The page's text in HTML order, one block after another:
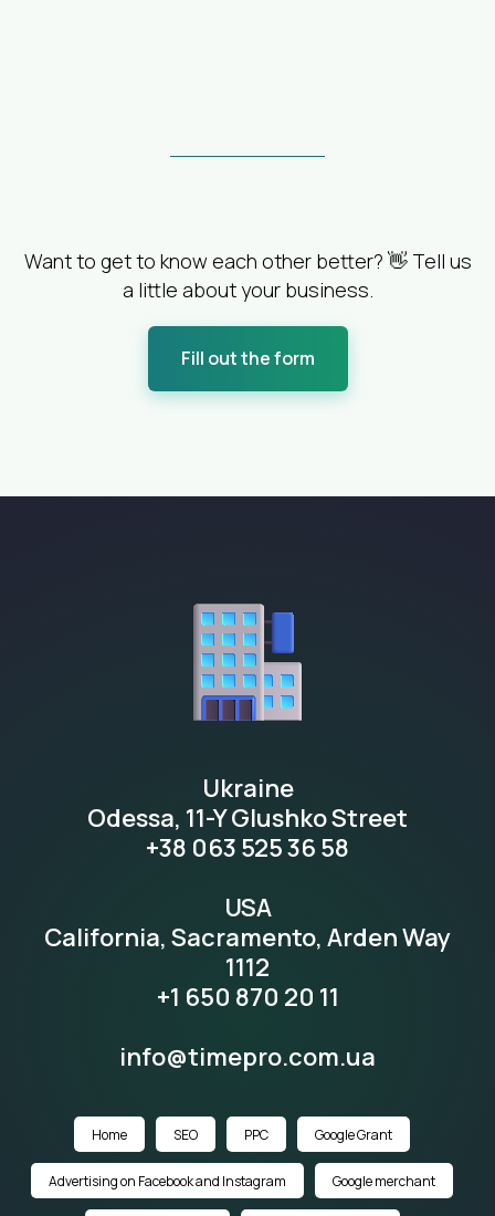
Want to get to know each other better? 👋 Tell us
a little about your business.
Fill out the form
Ukraine
Odessa, 11-Y Glushko Street
+38 063 525 36 58
USA
California, Sacramento, Arden Way
1112
+1 650 870 20 11
info@timepro.com.ua
Home SEO PPC Google Grant
Advertising on Facebook and Instagram Google merchant